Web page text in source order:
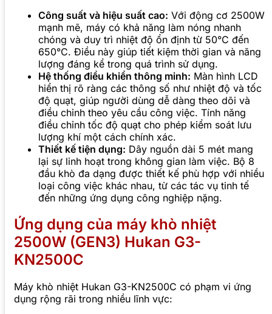
Công suất và hiệu suất cao: Với động cơ 2500W
mạnh mẽ, máy có khả năng làm nóng nhanh
chóng và duy trì nhiệt độ ổn định từ 50°C đến
650°C. Điều này giúp tiết kiệm thời gian và năng
lượng đáng kể trong quá trình sử dụng.
Hệ thống điều khiển thông minh: Màn hình LCD
hiển thị rõ ràng các thông số như nhiệt độ và tốc
độ quạt, giúp người dùng dễ dàng theo dõi và
điều chỉnh theo yêu cầu công việc. Tính năng
điều chỉnh tốc độ quạt cho phép kiểm soát lưu
lượng khí một cách chính xác.
Thiết kế tiện dụng: Dây nguồn dài 5 mét mang
lại sự linh hoạt trong không gian làm việc. Bộ 8
đầu khò đa dạng được thiết kế phù hợp với nhiều
loại công việc khác nhau, từ các tác vụ tinh tế
đến những ứng dụng công nghiệp nặng.
Ứng dụng của máy khò nhiệt
2500W (GEN3) Hukan G3-
KN2500C
Máy khò nhiệt Hukan G3-KN2500C có phạm vi ứng
dụng rộng rãi trong nhiều lĩnh vực: